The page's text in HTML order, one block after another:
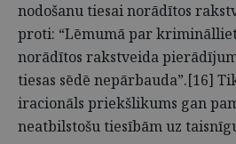
nodošanu tiesai norādītos
proti: “Lēmumā par
norādītos rakstveida
tiesas sēdē nepārbauda”.[16]
iracionāls priekšlikums gan
neatbilstošu tiesībām uz